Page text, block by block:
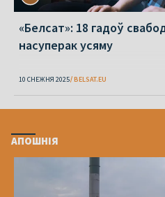
«Белсат»: 18 гадоў
насуперак усяму
10 СНЕЖНЯ 2025 BELSAT.EU
АПОШНІЯ